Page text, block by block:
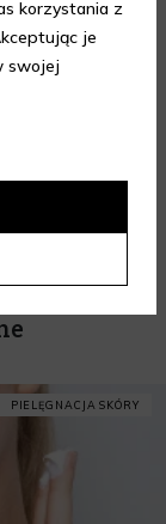
dnia 08.08.2026 r.
PIELĘGNACJA SKÓRY
korzystania z
je
swojej